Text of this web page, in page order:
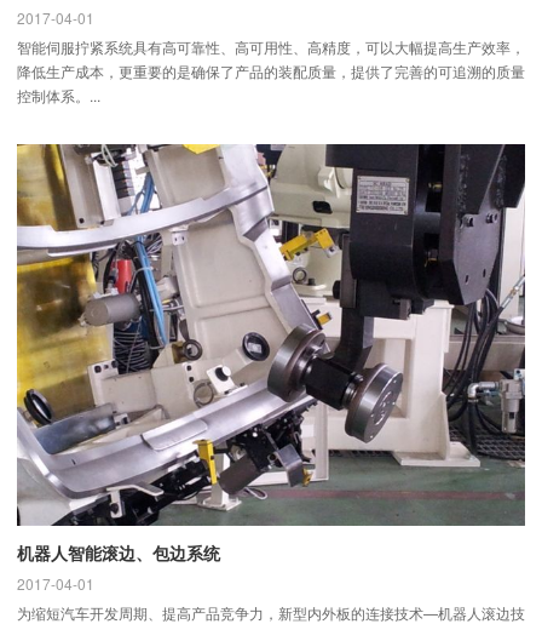
2017-04-01
智能伺服拧紧系统具有高可靠性、高可用性、高精度，可以大幅提高生产效率，
降低生产成本，更重要的是确保了产品的装配质量，提供了完善的可追溯的质量
控制体系。...
机器人智能滚边、包边系统
2017-04-01
为缩短汽车开发周期、提高产品竞争力，新型内外板的连接技术—机器人滚边技